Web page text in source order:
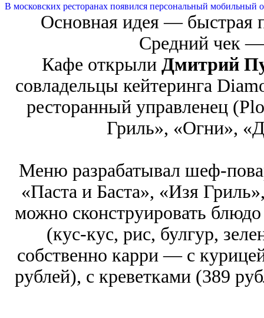
В московских ресторанах появился персональный мобильный
Основная идея ― быстрая
Средний чек ―
Кафе открыли Дмитрий
совладельцы кейтеринга
ресторанный управленец
Гриль», «Огни»,
Меню разрабатывал шеф-
«Паста и Баста», «Изя
можно сконструировать
(кус-кус, рис, булгур,
собственно карри ― с
рублей), с креветками (389